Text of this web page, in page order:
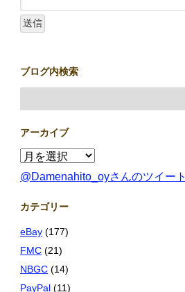
ブログ内検索
アーカイブ
@Damenahito_oyさんのツイート
カテゴリー
eBay (177)
FMC (21)
NBGC (14)
PayPal (11)